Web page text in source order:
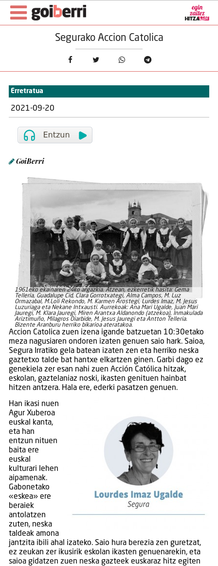
Segurako Accion Catolica
Erretratua
2021-09-20
GoiBerri
1961eko ekainaren 24ko argazkia. Atzean, ezkerretik hasita: Gema
Telleria, Guadalupe Cid, Clara Gorrotxategi, Alma Campos, M. Luz
Ormazabal, M.Loli Rekondo, M. Karmen Arostegi, Lurdes Imaz, M. Jesus
Luzuriaga eta Nekane Intxausti. Aurrekoak: Ana Mari Ugalde, Juan Mari
Jauregi, M. Klara Jauregi, Miren Arantxa Aldanondo (atzekoa), Inmakulada
Ariztimuño, Milagros Oiarbide, M. Jesus Jauregi eta Antton Telleria.
Bizente Aranburu herriko bikarioa ateratakoa.
Accion Catolica zuen izena igande batzuetan 10:30etako
meza nagusiaren ondoren izaten genuen saio hark. Saioa,
Segura Irratiko gela batean izaten zen eta herriko neska
gaztetxo talde bat hantxe elkartzen ginen. Garbi dago ez
genekiela zer esan nahi zuen Acción Católica hitzak,
eskolan, gaztelaniaz noski, ikasten genituen hainbat
hitzen antzera. Hala ere, ederki pasatzen genuen.
Han ikasi nuen
Agur Xuberoa
euskal kanta,
eta han
entzun nituen
baita ere
euskal
kulturari lehen
aipamenak.
Gabonetako
«eskea» ere
beraiek
antolatzen
zuten, neska
taldeak amona
jantzita ibili ahal izateko. Saio hura berezia zen guretzat,
ez zeukan zer ikusirik eskolan ikasten genuenarekin, eta
saioa gidatzen zuen neska gazteek euskaraz hitz egiten